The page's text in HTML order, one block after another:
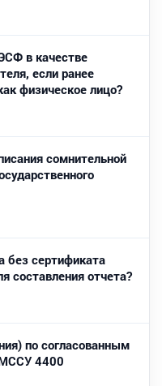
в качестве
если ранее
физическое лицо?
сомнительной
без сертификата
составления отчета?
по согласованным
МССУ 4400